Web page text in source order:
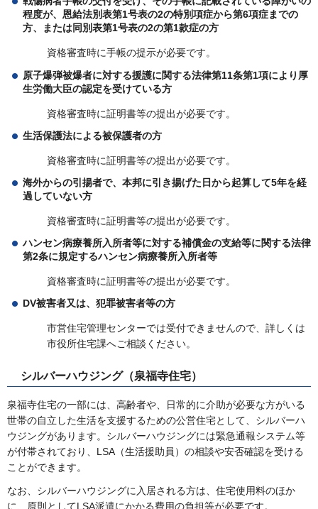
程度が、恩給法別表第1号表の2の特別項症から第6項症までの
方、または同別表第1号表の2の第1款症の方
資格審査時に手帳の提示が必要です。
原子爆弾被爆者に対する援護に関する法律第11条第1項により厚
生労働大臣の認定を受けている方
資格審査時に証明書等の提出が必要です。
生活保護法による被保護者の方
資格審査時に証明書等の提出が必要です。
海外からの引揚者で、本邦に引き揚げた日から起算して5年を経
過していない方
資格審査時に証明書等の提出が必要です。
ハンセン病療養所入所者等に対する補償金の支給等に関する法律
第2条に規定するハンセン病療養所入所者等
資格審査時に証明書等の提出が必要です。
DV被害者又は、犯罪被害者等の方
市営住宅管理センターでは受付できませんので、詳しくは
市役所住宅課へご相談ください。
シルバーハウジング（泉福寺住宅）
泉福寺住宅の一部には、高齢者や、日常的に介助が必要な方がいる
世帯の自立した生活を支援するための公営住宅として、シルバーハ
ウジングがあります。シルバーハウジングには緊急通報システム等
が付帯されており、LSA（生活援助員）の相談や安否確認を受ける
ことができます。
なお、シルバーハウジングに入居される方は、住宅使用料のほか
に、原則としてLSA派遣にかかる費用の負担等が必要です。